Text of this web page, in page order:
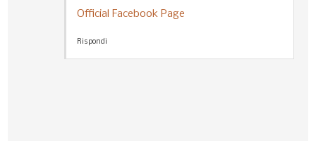
Official Facebook Page
Rispondi